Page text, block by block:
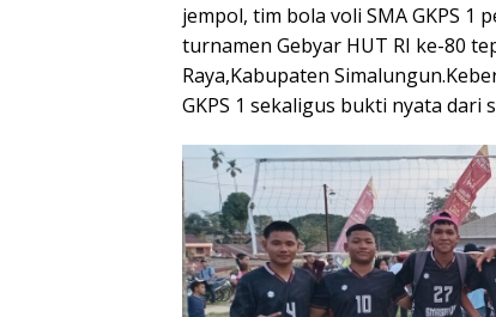
jempol, tim bola voli SMA GKPS 1
turnamen Gebyar HUT RI ke-80
Raya,Kabupaten
GKPS 1 sekaligus bukti nyata dari